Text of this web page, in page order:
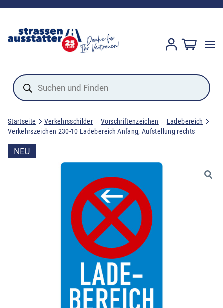
Products
search
Startseite Verkehrsschilder Vorschriftenzeichen
Ladebereich
Verkehrszeichen 230-10 Ladebereich Anfang, Aufstellung rechts
NEU